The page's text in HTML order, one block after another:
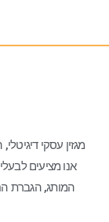
מגזין עסקי
אנו מציעים
המותג, הגברת